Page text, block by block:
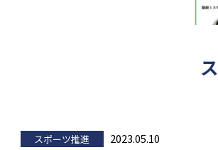
スポーツ推進
2023.05.10